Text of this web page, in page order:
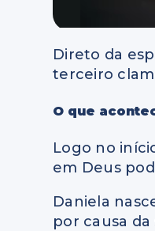
Direto da
terceiro
O que
Logo no
em Deus
Daniela
por causa